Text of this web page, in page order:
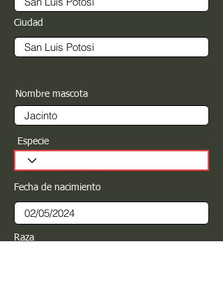
Ciudad
Nombre mascota
Especie
Fecha de nacimiento
Raza